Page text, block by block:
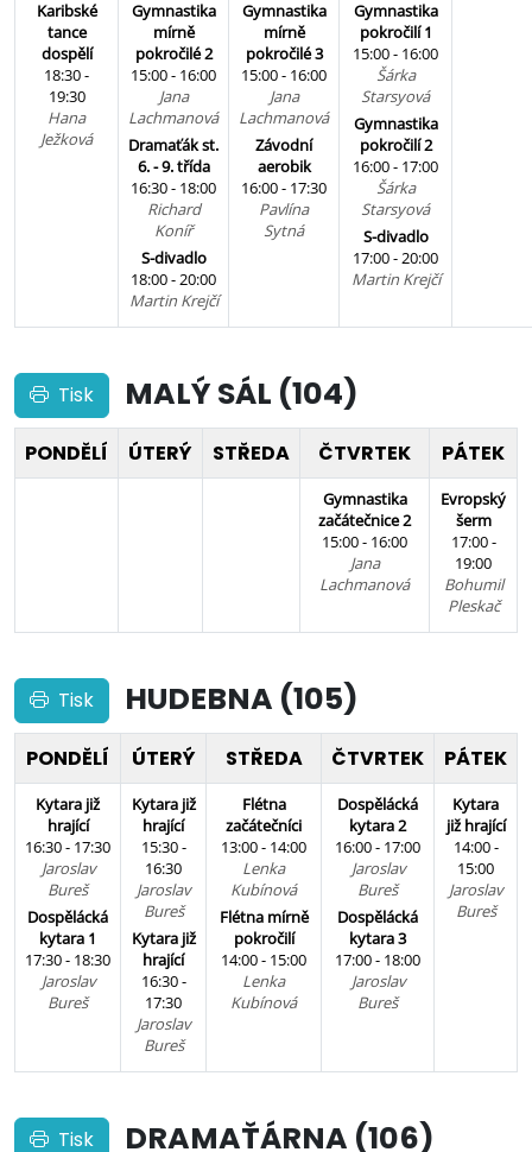
Karibské
tance
dospělí
18:30 -
19:30
Hana
Ježková
Gymnastika
mírně
pokročilé 2
15:00 - 16:00
Jana
Lachmanová
Dramaťák st.
6. - 9. třída
16:30 - 18:00
Richard
Koníř
S-divadlo
18:00 - 20:00
Martin Krejčí
Gymnastika
mírně
pokročilé 3
15:00 - 16:00
Jana
Lachmanová
Závodní
aerobik
16:00 - 17:30
Pavlína
Sytná
Gymnastika
pokročilí 1
15:00 - 16:00
Šárka
Starsyová
Gymnastika
pokročilí 2
16:00 - 17:00
Šárka
Starsyová
S-divadlo
17:00 - 20:00
Martin Krejčí
Tisk MALÝ SÁL (104)
PONDĚLÍ ÚTERÝ STŘEDA ČTVRTEK PÁTEK
Gymnastika
začátečnice 2
15:00 - 16:00
Jana
Lachmanová
Evropský
šerm
17:00 -
19:00
Bohumil
Pleskač
Tisk HUDEBNA (105)
PONDĚLÍ ÚTERÝ STŘEDA ČTVRTEK PÁTEK
Kytara již
hrající
16:30 - 17:30
Jaroslav
Bureš
Dospělácká
kytara 1
17:30 - 18:30
Jaroslav
Bureš
Kytara již
hrající
15:30 -
16:30
Jaroslav
Bureš
Kytara již
hrající
16:30 -
17:30
Jaroslav
Bureš
Flétna
začátečníci
13:00 - 14:00
Lenka
Kubínová
Flétna mírně
pokročilí
14:00 - 15:00
Lenka
Kubínová
Dospělácká
kytara 2
16:00 - 17:00
Jaroslav
Bureš
Dospělácká
kytara 3
17:00 - 18:00
Jaroslav
Bureš
Kytara
již hrající
14:00 -
15:00
Jaroslav
Bureš
Tisk DRAMAŤÁRNA (106)